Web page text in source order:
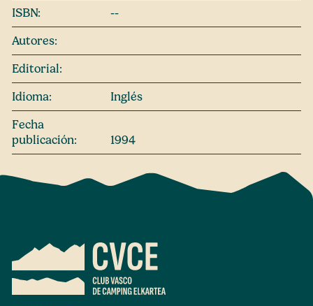
ISBN:
--
Autores:
Editorial:
Idioma:
Inglés
Fecha
publicación:
1994